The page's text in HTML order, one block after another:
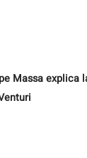
Massa explica